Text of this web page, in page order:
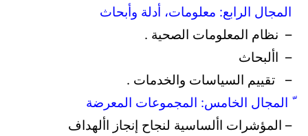
المجال الرابع: معلومات، أدلة وأبحاث
– نظام المعلومات الصحية .
– األبحاث
– تقييم السياسات والخدمات .
ّ المجال الخامس: المجموعات المعرضة
– المؤشرات األساسية لنجاح إنجاز األهداف